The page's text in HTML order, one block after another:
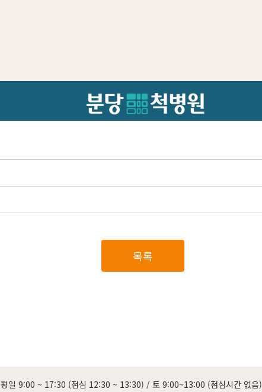
목록
평일 9:00 ~ 17:30 (점심 12:30 ~ 13:30) / 토 9:00~13:00 (점심시간 없음)